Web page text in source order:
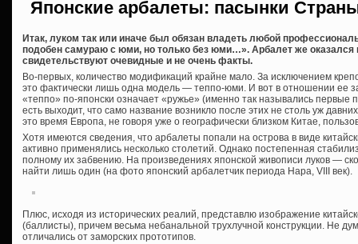
Японские арбалеты: пасынки
Итак, луком так или иначе был обязан владеть любой
подобен самураю с юми, но только без юми…». Арбалет же оказался
свидетельствуют очевидные и не очень факты.
Во-первых, количество модификаций крайне мало. За исключением
это фактически лишь одна модель — теппо-юми. И вот в отношении ее
«теппо» по-японски означает «ружье» (именно так назывались первые
есть выходит, что само название возникло после этих не столь уж
это время Европа, не говоря уже о географически близком Китае,
Хотя имеются сведения, что арбалеты попали на острова в виде
активно применялись несколько столетий. Однако постепенная
полному их забвению. На произведениях японской живописи луков —
найти лишь один (на фото японский арбалетчик периода Нара, VIII век).
Плюс, исходя из исторических реалий, представлю изображение
(баллисты), причем весьма небанальной трухлучной конструкции. Не
отличались от заморских прототипов.